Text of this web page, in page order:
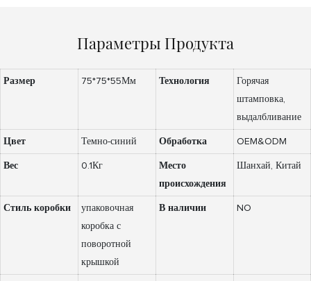
Параметры Продукта
Размер 75*75*55Мм Технология
Горячая
штамповка,
выдалбливание
Цвет Темно-синий Обработка OEM&ODM
Вес 0.1Кг
Место
происхождения
Шанхай, Китай
Стиль коробки
упаковочная
коробка с
поворотной
крышкой
В наличии NO